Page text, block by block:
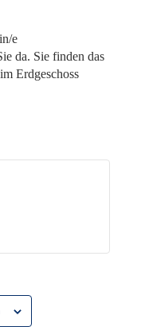
e
da. Sie finden das
Erdgeschoss